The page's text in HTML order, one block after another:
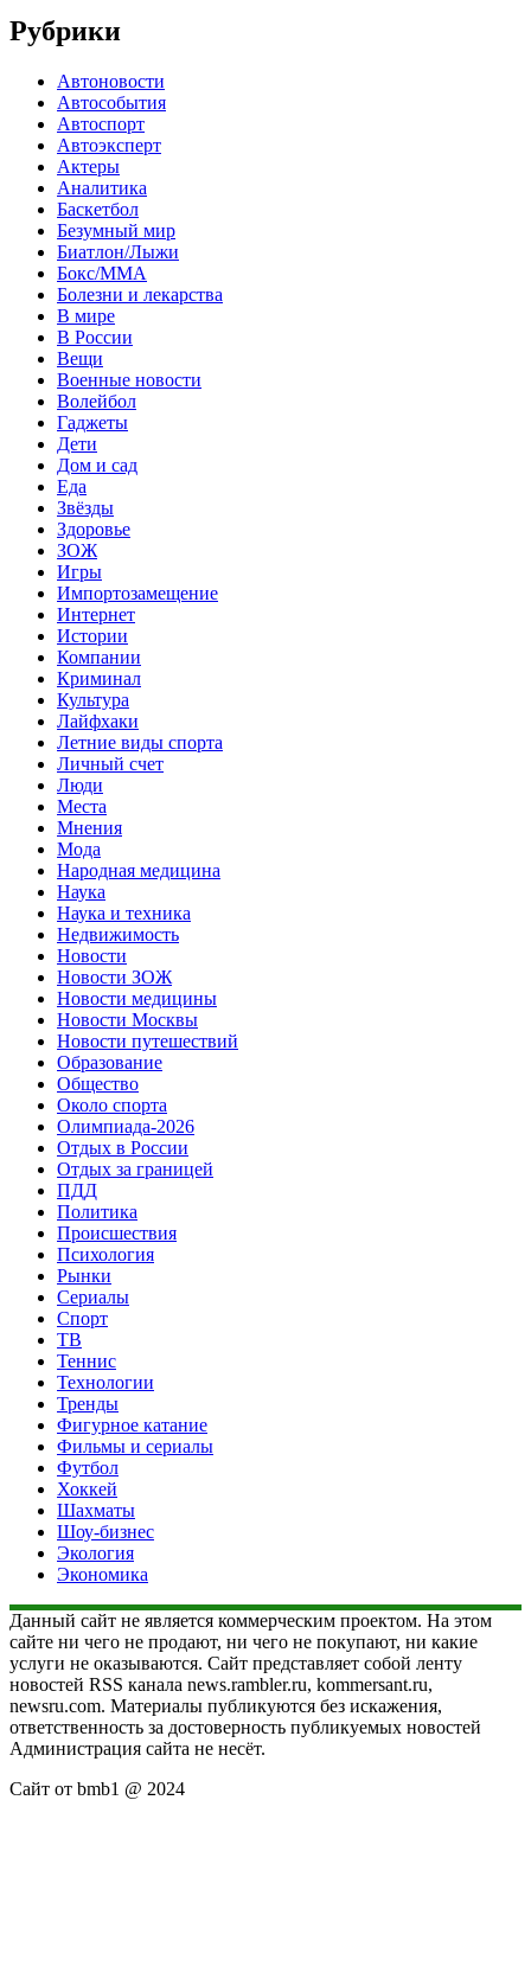
Рубрики
Автоновости
Автособытия
Автоспорт
Автоэксперт
Актеры
Аналитика
Баскетбол
Безумный мир
Биатлон/Лыжи
Бокс/MMA
Болезни и лекарства
В мире
В России
Вещи
Военные новости
Волейбол
Гаджеты
Дети
Дом и сад
Еда
Звёзды
Здоровье
ЗОЖ
Игры
Импортозамещение
Интернет
Истории
Компании
Криминал
Культура
Лайфхаки
Летние виды спорта
Личный счет
Люди
Места
Мнения
Мода
Народная медицина
Наука
Наука и техника
Недвижимость
Новости
Новости ЗОЖ
Новости медицины
Новости Москвы
Новости путешествий
Образование
Общество
Около спорта
Олимпиада-2026
Отдых в России
Отдых за границей
ПДД
Политика
Происшествия
Психология
Рынки
Сериалы
Спорт
ТВ
Теннис
Технологии
Тренды
Фигурное катание
Фильмы и сериалы
Футбол
Хоккей
Шахматы
Шоу-бизнес
Экология
Экономика
Данный сайт не является коммерческим проектом. На этом
сайте ни чего не продают, ни чего не покупают, ни какие
услуги не оказываются. Сайт представляет собой ленту
новостей RSS канала news.rambler.ru, kommersant.ru,
newsru.com. Материалы публикуются без искажения,
ответственность за достоверность публикуемых новостей
Администрация сайта не несёт.
Сайт от bmb1 @ 2024